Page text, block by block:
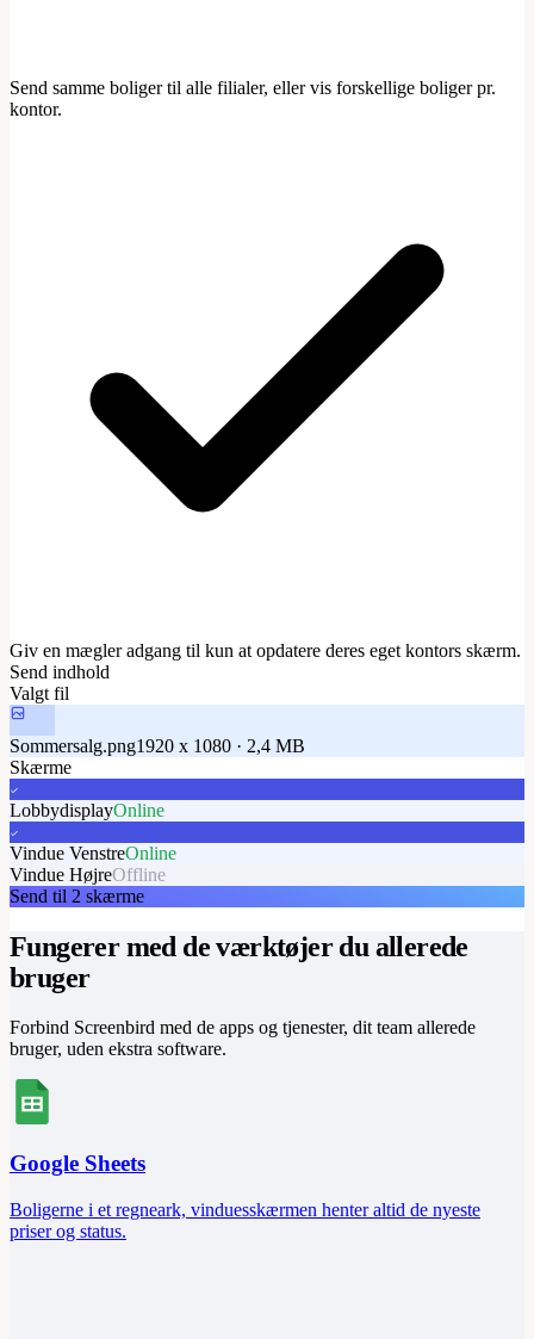
Send samme boliger til alle filialer, eller vis forskellige boliger pr.
kontor.
Giv en mægler adgang til kun at opdatere deres eget kontors skærm.
Send indhold
Valgt fil
Sommersalg.png1920 x 1080 · 2,4 MB
Skærme
LobbydisplayOnline
Vindue VenstreOnline
Vindue HøjreOffline
Send til 2 skærme
Fungerer med de værktøjer du allerede
bruger
Forbind Screenbird med de apps og tjenester, dit team allerede
bruger, uden ekstra software.
Google Sheets
Boligerne i et regneark, vinduesskærmen henter altid de nyeste
priser og status.